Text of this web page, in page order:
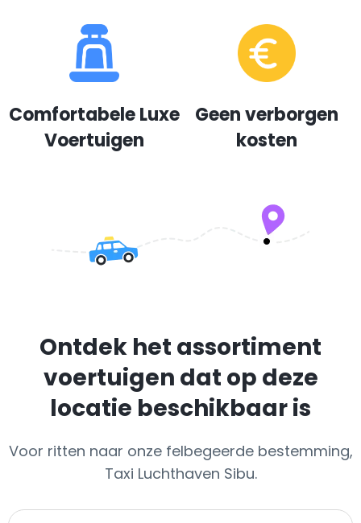
Comfortabele Luxe
Voertuigen
Geen verborgen
kosten
Ontdek het assortiment
voertuigen dat op deze
locatie beschikbaar is
Voor ritten naar onze felbegeerde bestemming,
Taxi Luchthaven Sibu.